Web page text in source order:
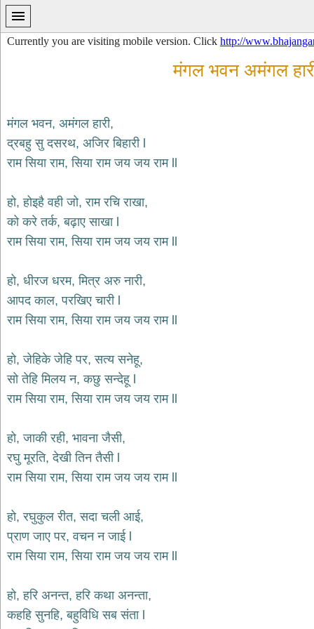
प्रथम
पन्ना
home
भजन
krishna
bhajans
शिव
shiv
bhajans
हनुमान
भजन
साईं
भजन
sai
जैन
भजन
jain
bhajans
durga
गणेश
bhajans
राम
Currently you are visiting mobile version. Click http://
मंगल भवन अमंगल
मंगल भवन, अमंगल हारी,
द्रबहु सु दसरथ, अजिर बिहारी l
राम सिया राम, सिया राम जय जय राम ll
हो, होइहै वही जो, राम रचि राखा,
को करे तर्क, बढ़ाए साखा l
राम सिया राम, सिया राम जय जय राम ll
हो, धीरज धरम, मित्र अरु नारी,
आपद काल, परखिए चारी l
राम सिया राम, सिया राम जय जय राम ll
हो, जेहिके जेहि पर, सत्य सनेहू,
सो तेहि मिलय न, कछु सन्देहू l
राम सिया राम, सिया राम जय जय राम ll
हो, जाकी रही, भावना जैसी,
रघु मूरति, देखी तिन तैसी l
राम सिया राम, सिया राम जय जय राम ll
हो, रघुकुल रीत, सदा चली आई,
प्राण जाए पर, वचन न जाई l
राम सिया राम, सिया राम जय जय राम ll
हो, हरि अनन्त, हरि कथा अनन्ता,
कहहि सुनहि, बहुविधि सब संता l